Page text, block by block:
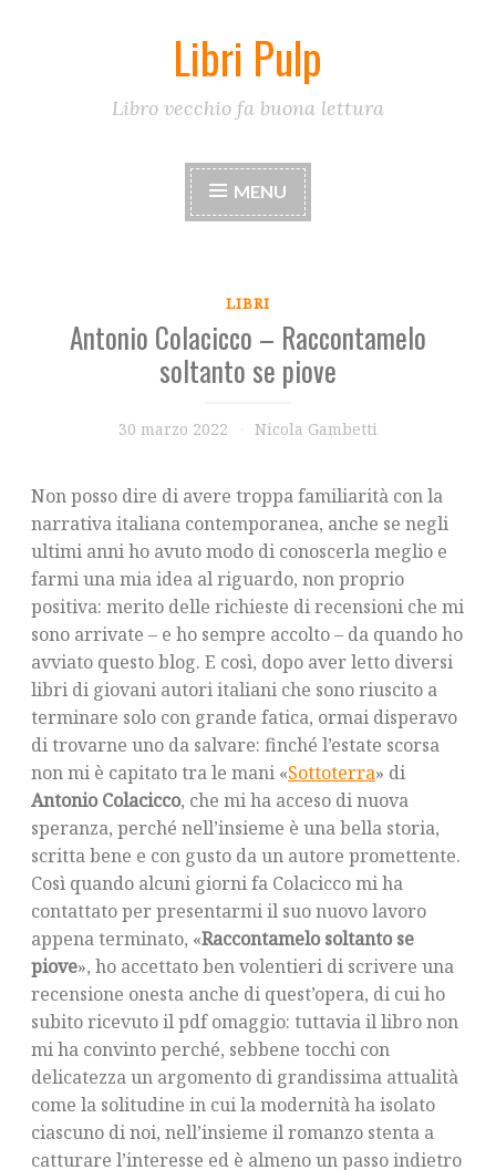
Libri Pulp
Libro vecchio fa buona lettura
MENU
LIBRI
Antonio Colacicco – Raccontamelo
soltanto se piove
30 marzo 2022 Nicola Gambetti
Non posso dire di avere troppa familiarità con la
narrativa italiana contemporanea, anche se negli
ultimi anni ho avuto modo di conoscerla meglio e
farmi una mia idea al riguardo, non proprio
positiva: merito delle richieste di recensioni che mi
sono arrivate – e ho sempre accolto – da quando ho
avviato questo blog. E così, dopo aver letto diversi
libri di giovani autori italiani che sono riuscito a
terminare solo con grande fatica, ormai disperavo
di trovarne uno da salvare: finché l’estate scorsa
non mi è capitato tra le mani «Sottoterra» di
Antonio Colacicco, che mi ha acceso di nuova
speranza, perché nell’insieme è una bella storia,
scritta bene e con gusto da un autore promettente.
Così quando alcuni giorni fa Colacicco mi ha
contattato per presentarmi il suo nuovo lavoro
appena terminato, «Raccontamelo soltanto se
piove», ho accettato ben volentieri di scrivere una
recensione onesta anche di quest’opera, di cui ho
subito ricevuto il pdf omaggio: tuttavia il libro non
mi ha convinto perché, sebbene tocchi con
delicatezza un argomento di grandissima attualità
come la solitudine in cui la modernità ha isolato
ciascuno di noi, nell’insieme il romanzo stenta a
catturare l’interesse ed è almeno un passo indietro